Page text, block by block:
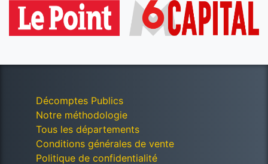
Décomptes Publics
Notre méthodologie
Tous les départements
Conditions générales de vente
Politique de confidentialité